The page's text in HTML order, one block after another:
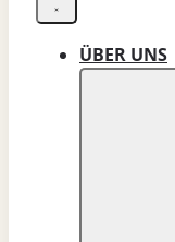
ÜBER UNS